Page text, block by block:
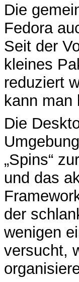
Die
Fedora
Seit der
kleines
reduziert
kann man
Die
„Spins“
und das
der
wenigen
versucht,